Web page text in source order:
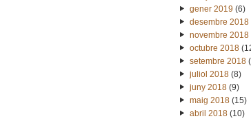
gener 2019 (6)
desembre 2018
novembre 2018
octubre 2018
setembre 2018
juliol 2018(8)
juny 2018(9)
maig 2018(15)
abril 2018(10)